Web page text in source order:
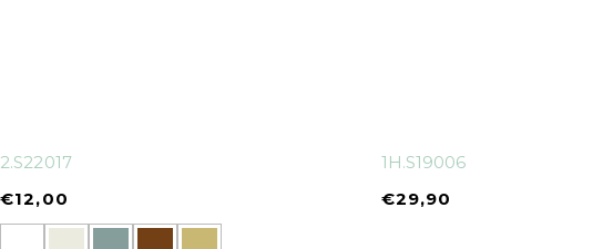
2.S22017
€12,00
1H.S19006
€29,90